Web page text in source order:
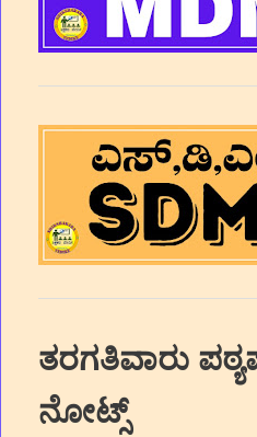
ತರಗತಿವಾರು
ನೋಟ್ಸ್